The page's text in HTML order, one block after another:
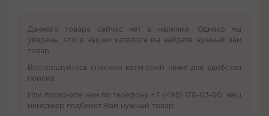
Данного товара сейчас нет в наличии. Однако мы
уверены, что в нашем каталоге вы найдете нужный вам
товар.
Воспользуйтесь списком категорий ниже для удобства
поиска.
Или позвоните нам по телефону +7 (495) 178-03-60, наш
менеджер подберет Вам нужный товар.